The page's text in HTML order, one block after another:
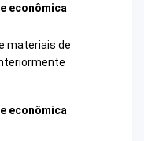
econômica
materiais de
econômica